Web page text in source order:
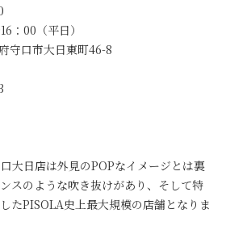
：00（平日）
口市大日東町46-8
大日店は外見のPOPなイメージとは裏
スのような吹き抜けがあり、そして特
たPISOLA史上最大規模の店舗となりま